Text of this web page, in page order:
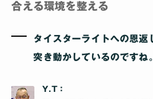
合える環境を整える
タイスターライトへの恩返
突き動かしているのですね｡
Y.T：